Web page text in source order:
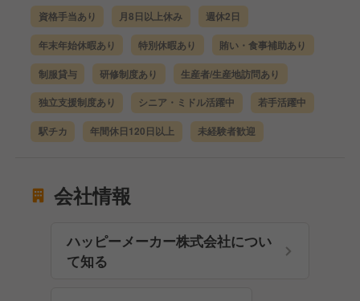
資格手当あり 月8日以上休み 週休2日
年末年始休暇あり 特別休暇あり 賄い・食事補助あり
制服貸与 研修制度あり 生産者/生産地訪問あり
独立支援制度あり シニア・ミドル活躍中 若手活躍中
駅チカ 年間休日120日以上 未経験者歓迎
会社情報
ハッピーメーカー株式会社につい
て知る